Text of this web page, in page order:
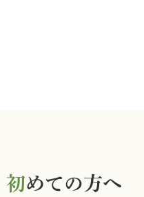
初めての方へ